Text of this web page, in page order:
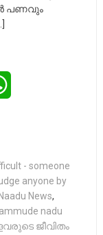
പണവും
- someone
anyone by
News,
nadu
ജീവിതം